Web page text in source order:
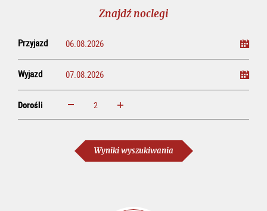
Znajdź noclegi
Przyjazd
Wyjazd
Dorośli powiększ zmniejsz
Wyniki wyszukiwania